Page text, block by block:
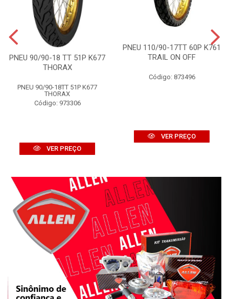
PNEU 90/90-18 TT 51P K677
THORAX
PNEU 90/90-18TT 51P K677
THORAX
Código: 973306
VER PREÇO
PNEU 110/90-17TT 60P K761
TRAIL ON OFF
Código: 873496
VER PREÇO